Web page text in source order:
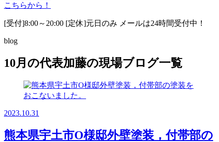
こちらから！
[受付]8:00～20:00 [定休]元日のみ メールは24時間受付中！
blog
10月の代表加藤の現場ブログ一覧
2023.10.31
熊本県宇土市O様邸外壁塗装，付帯部の